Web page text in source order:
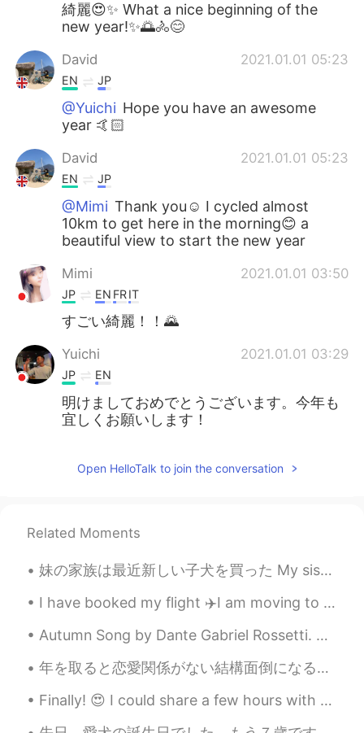
綺麗😍✨ What a nice beginning of the
new year!✨🌅🚴😊
David 2021.01.01 05:23
EN JP
@Yuichi Hope you have an awesome
year 🤙🏻
David 2021.01.01 05:23
EN JP
@Mimi Thank you☺ I cycled almost
10km to get here in the morning😊 a
beautiful view to start the new year
Mimi 2021.01.01 03:50
JP EN FRIT
すごい綺麗！！🌄
Yuichi 2021.01.01 03:29
JP EN
明けましておめでとうございます。今年も
宜しくお願いします！
Open HelloTalk to join the conversation
Related Moments
妹の家族は最近新しい子犬を買った My sisters family recently bought a new puppy 女の子ですが、プードル🐩とゴールデンレトリバーのハーフ It’s ...
I have booked my flight ✈️I am moving to Japan at the beginning of August. I need to learn more J...
Autumn Song by Dante Gabriel Rossetti. Know'st thou not at the fall of the leaf How the heart f...
年を取ると恋愛関係がない結構面倒になる。若いときはもっと簡単だと思う。考えすぎないで、好きな人が見つかったら、自然に付き合い始める。 でも30代に近づくと付き合いの形が変わる。将来を心配してい...
Finally! 😍 I could share a few hours with my friend and enjoy a drink at a pub! It's a little col...